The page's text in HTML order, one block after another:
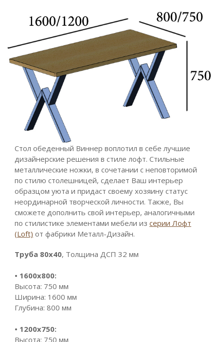
Стол обеденный Виннер воплотил в себе лучшие
дизайнерские решения в стиле лофт. Стильные
металлические ножки, в сочетании с неповторимой
по стилю столешницей, сделает Ваш интерьер
образцом уюта и придаст своему хозяину статус
неординарной творческой личности. Также, Вы
сможете дополнить свой интерьер, аналогичными
по стилистике элементами мебели из серии Лофт
(Loft) от фабрики Металл-Дизайн.
Труба 80х40, Толщина ДСП 32 мм
• 1600х800:
Высота: 750 мм
Ширина: 1600 мм
Глубина: 800 мм
• 1200х750:
Высота: 750 мм